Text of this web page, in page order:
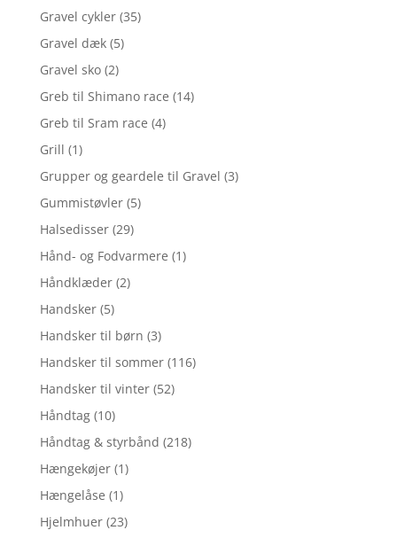
Gravel cykler (35)
Gravel dæk (5)
Gravel sko (2)
Greb til Shimano race (14)
Greb til Sram race (4)
Grill (1)
Grupper og geardele til Gravel (3)
Gummistøvler (5)
Halsedisser (29)
Hånd- og Fodvarmere (1)
Håndklæder (2)
Handsker (5)
Handsker til børn (3)
Handsker til sommer (116)
Handsker til vinter (52)
Håndtag (10)
Håndtag & styrbånd (218)
Hængekøjer (1)
Hængelåse (1)
Hjelmhuer (23)